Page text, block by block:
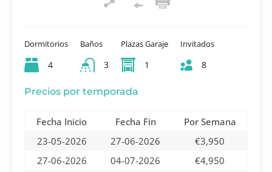
Dormitorios
4
Baños
3
Plazas Garaje
1
Invitados
8
Precios por temporada
Fecha Inicio Fecha Fin
Por Semana
23-05-2026
27-06-2026
€3,950
27-06-2026
04-07-2026
€4,950